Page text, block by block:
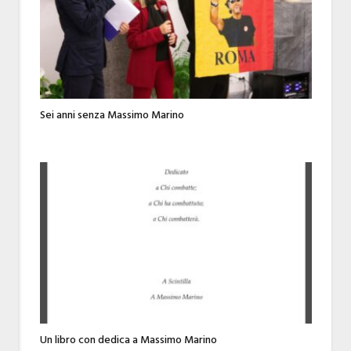
Sei anni senza Massimo Marino
Un libro con dedica a Massimo Marino